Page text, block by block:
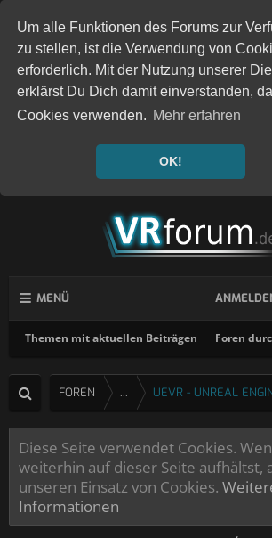
Um alle Funktionen des Forums zur
zu stellen, ist die Verwendung von
erforderlich. Mit der Nutzung unserer
erklärst Du Dich damit einverstanden,
Cookies verwenden. Mehr erfahren
OK!
MENÜ
Themen mit aktuellen Beiträgen Foren
FOREN ... UEVR - UNREAL
Diese Seite verwendet Cookies.
weiterhin auf dieser Seite aufhältst,
unseren Einsatz von Cookies.
Informationen